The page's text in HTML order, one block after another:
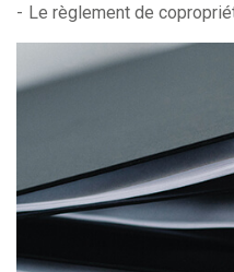
Le règlement de